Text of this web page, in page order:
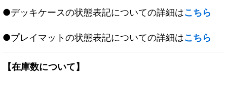
●デッキケースの状態表記についての詳細はこちら
●プレイマットの状態表記についての詳細はこちら
【在庫数について】